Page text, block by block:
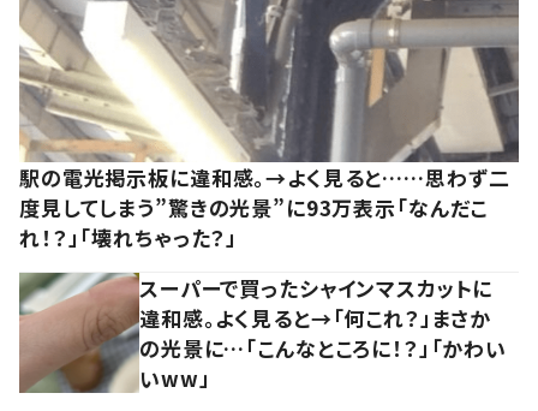
駅の電光掲示板に違和感。→よく見ると……思わず二
度見してしまう”驚きの光景”に93万表示「なんだこ
れ！？」「壊れちゃった？」
スーパーで買ったシャインマスカットに
違和感。よく見ると→「何これ？」まさか
の光景に…「こんなところに！？」「かわい
いww」